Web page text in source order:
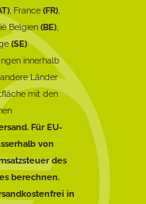
, France (FR),
Belgien (BE),
(SE)
innerhalb
Länder
mit den
Für EU-
von
des
berechnen.
in